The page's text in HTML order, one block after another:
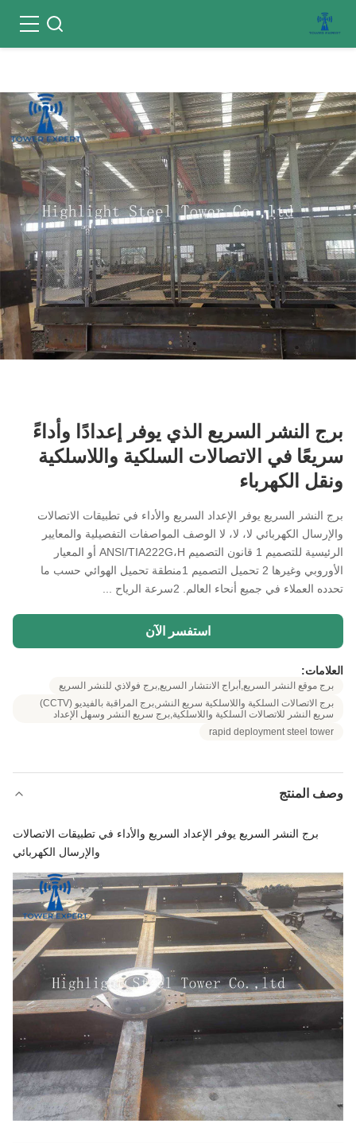
برج النشر السريع الذي يوفر إعدادًا وأداءً
سريعًا في الاتصالات السلكية واللاسلكية
ونقل الكهرباء
برج النشر السريع يوفر الإعداد السريع والأداء في تطبيقات الاتصالات
والإرسال الكهربائي لا، لا، لا الوصف المواصفات التفصيلية والمعايير
الرئيسية للتصميم 1 قانون التصميم ANSI/TIA222G،H أو المعيار
الأوروبي وغيرها 2 تحميل التصميم 1منطقة تحميل الهوائي حسب ما
تحدده العملاء في جميع أنحاء العالم. 2سرعة الرياح ...
استفسر الآن
العلامات:
برج موقع النشر السريع,أبراج الانتشار السريع,برج فولاذي للنشر السريع
برج الاتصالات السلكية واللاسلكية سريع النشر,برج المراقبة بالفيديو (CCTV)
سريع النشر للاتصالات السلكية واللاسلكية,برج سريع النشر وسهل الإعداد
rapid deployment steel tower
وصف المنتج
برج النشر السريع يوفر الإعداد السريع والأداء في تطبيقات الاتصالات
والإرسال الكهربائي